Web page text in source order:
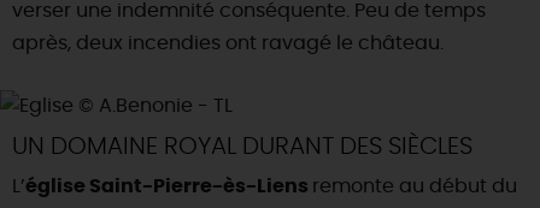
TOUT L'AGENDA
verser une indemnité conséquente. Peu de temps
après, deux incendies ont ravagé le château.
UN DOMAINE ROYAL DURANT DES SIÈCLES
L’église Saint-Pierre-ès-Liens remonte au début du